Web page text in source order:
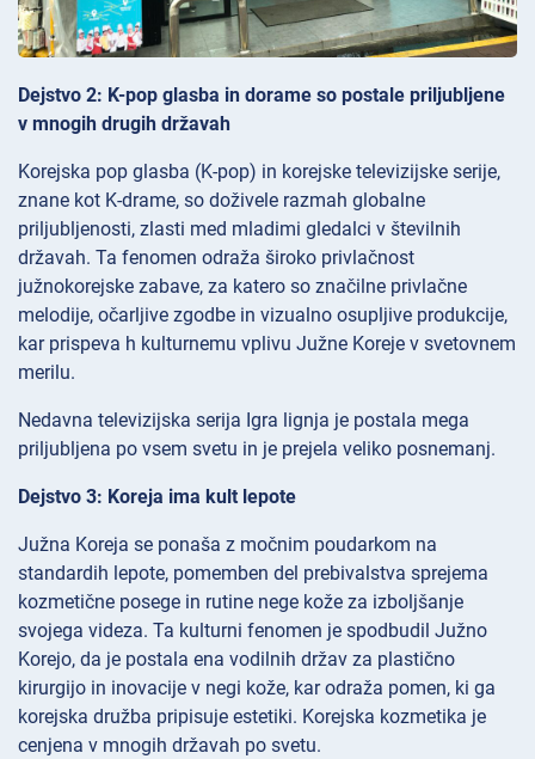
Dejstvo 2: K-pop glasba in dorame so postale priljubljene
v mnogih drugih državah
Korejska pop glasba (K-pop) in korejske televizijske serije,
znane kot K-drame, so doživele razmah globalne
priljubljenosti, zlasti med mladimi gledalci v številnih
državah. Ta fenomen odraža široko privlačnost
južnokorejske zabave, za katero so značilne privlačne
melodije, očarljive zgodbe in vizualno osupljive produkcije,
kar prispeva h kulturnemu vplivu Južne Koreje v svetovnem
merilu.
Nedavna televizijska serija Igra lignja je postala mega
priljubljena po vsem svetu in je prejela veliko posnemanj.
Dejstvo 3: Koreja ima kult lepote
Južna Koreja se ponaša z močnim poudarkom na
standardih lepote, pomemben del prebivalstva sprejema
kozmetične posege in rutine nege kože za izboljšanje
svojega videza. Ta kulturni fenomen je spodbudil Južno
Korejo, da je postala ena vodilnih držav za plastično
kirurgijo in inovacije v negi kože, kar odraža pomen, ki ga
korejska družba pripisuje estetiki. Korejska kozmetika je
cenjena v mnogih državah po svetu.